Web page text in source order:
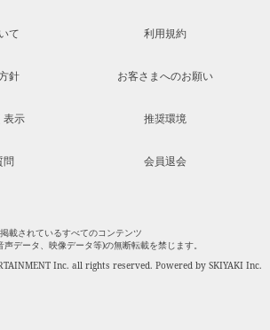
て 利用規約
針 お客さまへのお願い
表示 推奨環境
問 会員退会
掲載されているすべてのコンテンツ
データ、映像データ等)の無断転載を禁じます。
Inc. all rights reserved. Powered by SKIYAKI Inc.